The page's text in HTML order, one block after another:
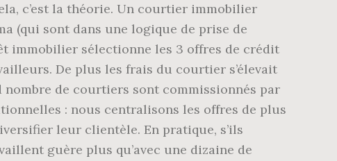
c’est la théorie. Un courtier immobilier
(qui sont dans une logique de prise de
immobilier sélectionne les 3 offres de crédit
De plus les frais du courtier s’élevait
de courtiers sont commissionnés par
: nous centralisons les offres de plus
leur clientèle. En pratique, s’ils
guère plus qu’avec une dizaine de